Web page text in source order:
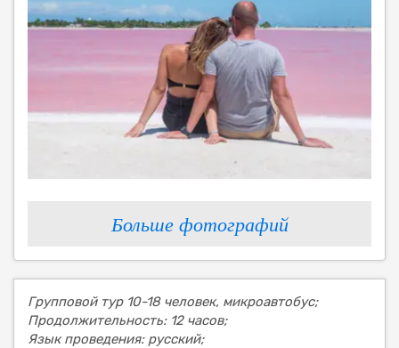
Больше фотографий
Групповой тур 10-18 человек, микроавтобус;
Продолжительность: 12 часов;
Язык проведения: русский;